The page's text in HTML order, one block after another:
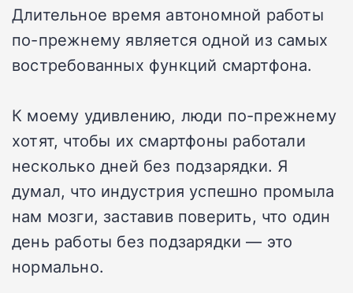
Длительное время автономной работы
по-прежнему является одной из самых
востребованных функций смартфона.
К моему удивлению, люди по-прежнему
хотят, чтобы их смартфоны работали
несколько дней без подзарядки. Я
думал, что индустрия успешно промыла
нам мозги, заставив поверить, что один
день работы без подзарядки — это
нормально.